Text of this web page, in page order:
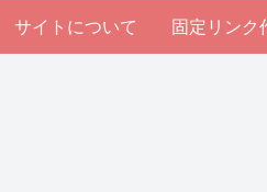
サイトについて 固定リンク